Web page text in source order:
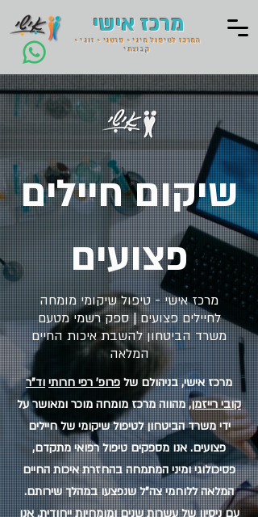
המרכז לטיפול מיני • פרטני • זוגי •
קבוצתי
מרכז אישי
שיקום חיילים
פצועים
מרכז אישי - טיפול שיקומי מומחה
לחיילים פצועים | ספק רשמי מטעם
משרד הביטחון להשבת איכות החיים
המלאה
מרכז אישי, בניהולם של פרופ' רפי חרותי וד"ר
קובי רייזמן,מהווה מרכז מומחה מוכר ומאושר על
ידי משרד הביטחון לטיפול שיקומי של חיילים
פצועים. אנו מספקים טיפול רפואי מתקדם,
פסיכולוגי ומיני המתמחה בהחזרת איכות החיים
המלאה ללוחמי צה"ל שנפצעו במהלך שירותם.
עם ניסיון של עשרות שנים ומומחיות ייחודית, אנו